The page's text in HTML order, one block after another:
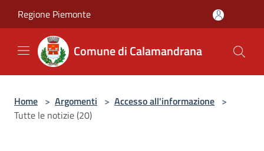
Regione Piemonte
Comune di Calamandrana
Home > Argomenti > Accesso all'informazione >
Tutte le notizie (20)